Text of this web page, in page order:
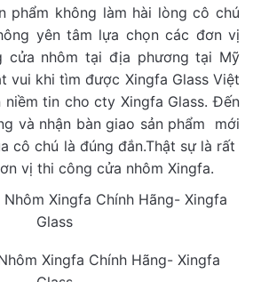
phẩm không làm hài lòng cô chú
yên tâm lựa chọn các đơn vị
nhôm tại địa phương tại Mỹ
vui khi tìm được Xingfa Glass Việt
tin cho cty Xingfa Glass. Đến
và nhận bàn giao sản phẩm mới
cô chú là đúng đắn.Thật sự là rất
vị thi công cửa nhôm Xingfa.
Xingfa Chính Hãng- Xingfa